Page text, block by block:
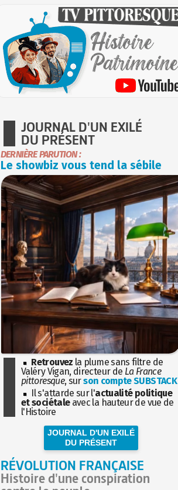
JOURNAL D'UN EXILÉ
DU PRÉSENT
DERNIÈRE PARUTION :
Le showbiz vous tend la sébile
Retrouvez la plume sans filtre de
Valéry Vigan, directeur de La France
pittoresque, surson compte SUBSTACK
Il s'attarde sur l'actualité politique
et sociétaleavec la hauteur de vue de
l'Histoire
JOURNAL D'UN EXILÉ
DU PRÉSENT
RÉVOLUTION FRANÇAISE
Histoire d'une conspiration